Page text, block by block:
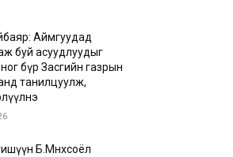
Аймгуудад
буй асуудлуудыг
бүр Засгийн газрын
танилцуулж,
Б.Мөнхсоёл